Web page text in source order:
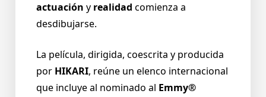
actuación y realidad comienza a
desdibujarse.
La película, dirigida, coescrita y producida
por HIKARI, reúne un elenco internacional
que incluye al nominado al Emmy®